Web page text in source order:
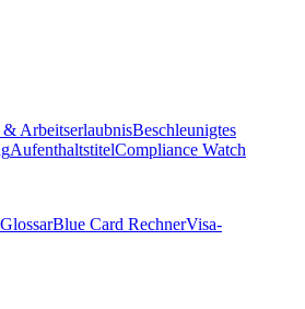
ArbeitserlaubnisBeschleunigtes
AufenthaltstitelCompliance Watch
GlossarBlue Card RechnerVisa-